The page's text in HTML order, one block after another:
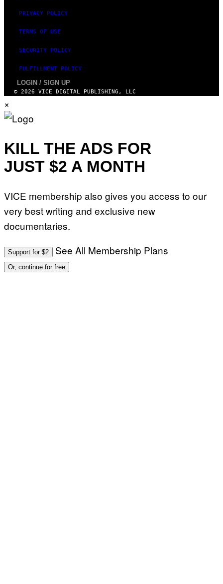
PRIVACY POLICY
TERMS OF USE
SECURITY POLICY
FULFILLMENT POLICY
LOGIN / SIGN UP
© 2026 VICE DIGITAL PUBLISHING, LLC
×
KILL THE ADS FOR
JUST $2 A MONTH
VICE membership also gives you access to our
very best writing and exclusive new
documentaries.
Support for $2 See All Membership Plans
Or, continue for free